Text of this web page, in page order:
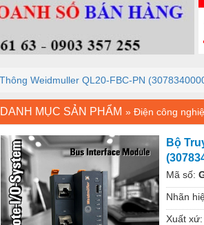
Weidmuller QL20-FBC-PN
DANH MỤC SẢN PHẨM » Điện công
Bộ
Mã số:
Nhãn
Xuất xứ: